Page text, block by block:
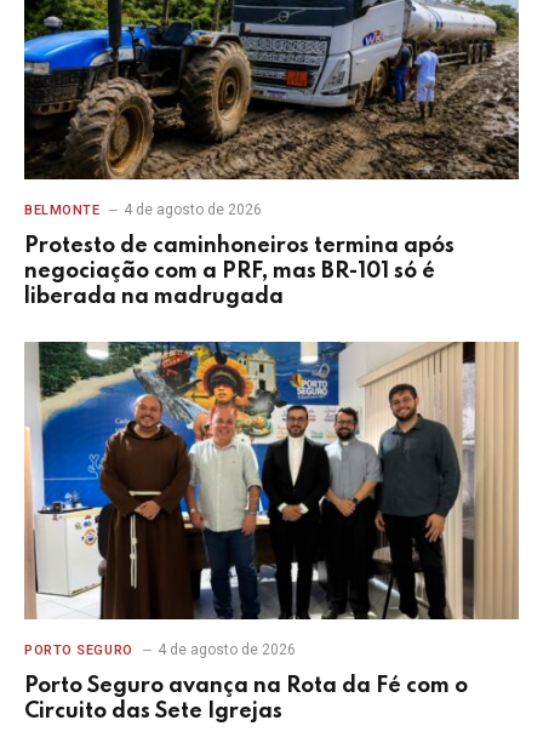
BELMONTE 4 de agosto de 2026
Protesto de caminhoneiros termina após
negociação com a PRF, mas BR-101 só é
liberada na madrugada
PORTO SEGURO 4 de agosto de 2026
Porto Seguro avança na Rota da Fé com o
Circuito das Sete Igrejas